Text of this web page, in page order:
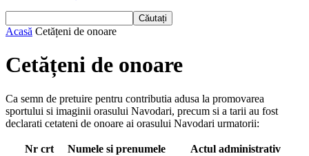
Acasă Cetățeni de onoare
Cetățeni de onoare
Ca semn de pretuire pentru contributia adusa la promovarea
sportului si imaginii orasului Navodari, precum si a tarii au fost
declarati cetateni de onoare ai orasului Navodari urmatorii:
Nr crt Numele si prenumele
Actul administrativ